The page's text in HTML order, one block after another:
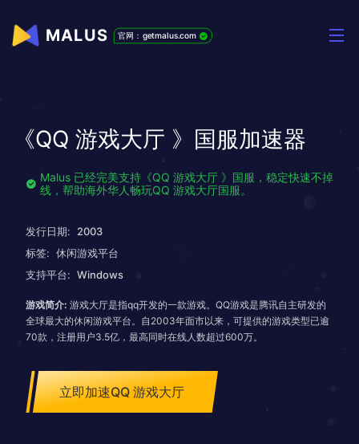
MALUS 官网：getmalus.com
《QQ 游戏大厅 》国服加速器
Malus 已经完美支持《QQ 游戏大厅 》国服，稳定快速不掉
线，帮助海外华人畅玩QQ 游戏大厅国服。
发行日期:
2003
标签: 休闲游戏平台
支持平台: Windows
游戏简介: 游戏大厅是指qq开发的一款游戏。QQ游戏是腾讯自主研发的
全球最大的休闲游戏平台。自2003年面市以来，可提供的游戏类型已逾
70款，注册用户3.5亿，最高同时在线人数超过600万。
立即加速QQ 游戏大厅